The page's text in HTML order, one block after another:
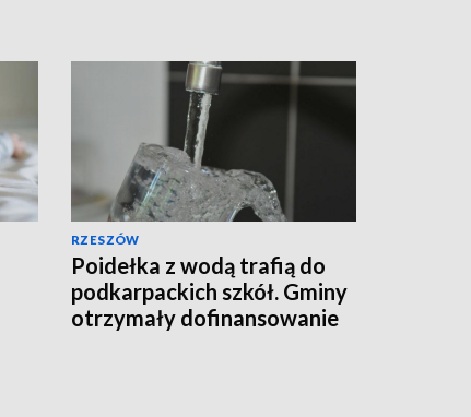
RZESZÓW
Poidełka z wodą trafią do
podkarpackich szkół. Gminy
otrzymały dofinansowanie